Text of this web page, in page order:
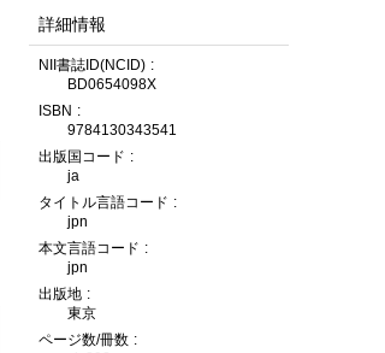
詳細情報
NII書誌ID(NCID)
BD0654098X
ISBN
9784130343541
出版国コード
ja
タイトル言語コード
jpn
本文言語コード
jpn
出版地
東京
ページ数/冊数